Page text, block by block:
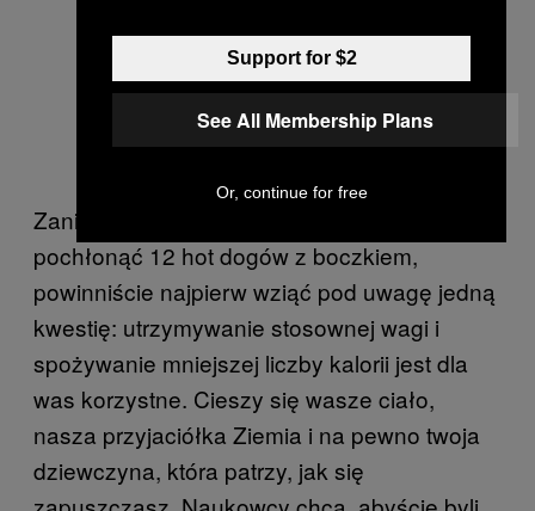
Zanim ruszycie dupy z kanapy i pójdziecie
pochłonąć 12 hot dogów z boczkiem,
powinniście najpierw wziąć pod uwagę jedną
kwestię: utrzymywanie stosownej wagi i
spożywanie mniejszej liczby kalorii jest dla
was korzystne. Cieszy się wasze ciało,
nasza przyjaciółka Ziemia i na pewno twoja
dziewczyna, która patrzy, jak się
Support for $2
See All Membership Plans
Or, continue for free